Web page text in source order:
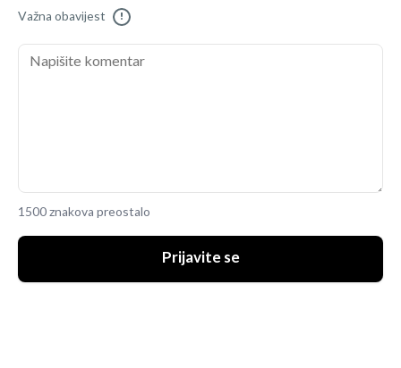
Važna obavijest !
1500 znakova preostalo
Prijavite se